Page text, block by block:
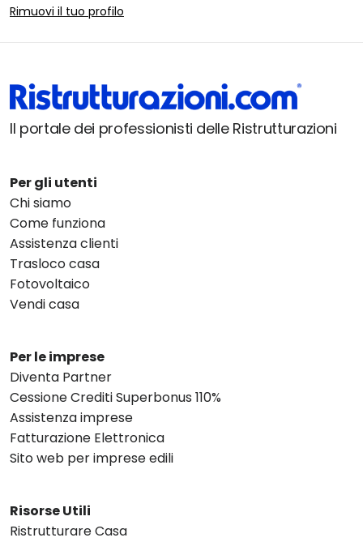
Rimuovi il tuo profilo
Il portale dei professionisti delle Ristrutturazioni
Per gli utenti
Chi siamo
Come funziona
Assistenza clienti
Trasloco casa
Fotovoltaico
Vendi casa
Per le imprese
Diventa Partner
Cessione Crediti Superbonus 110%
Assistenza imprese
Fatturazione Elettronica
Sito web per imprese edili
Risorse Utili
Ristrutturare Casa